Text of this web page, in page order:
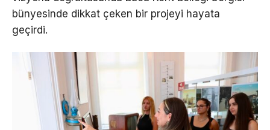
bünyesinde dikkat çeken bir projeyi hayata
geçirdi.